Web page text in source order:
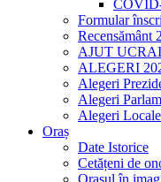
Formular
Recensământ
AJUT
ALEGERI
Alegeri
Alegeri
Alegeri
Oraș
Date Istorice
Cetățeni de
Orașul în